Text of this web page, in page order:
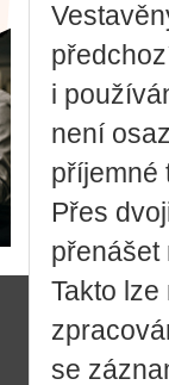
i
není
příjemné
Přes
přenášet
Takto
se